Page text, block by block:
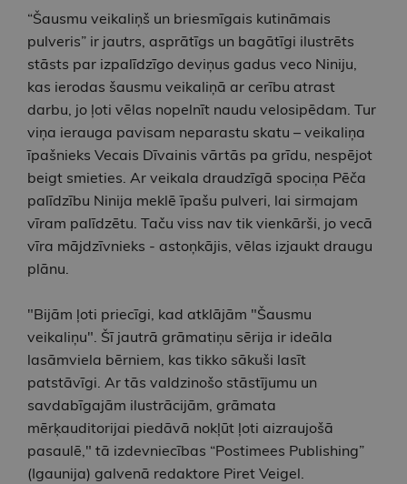
“Šausmu veikaliņš un briesmīgais kutināmais
pulveris” ir jautrs, asprātīgs un bagātīgi ilustrēts
stāsts par izpalīdzīgo deviņus gadus veco Niniju,
kas ierodas šausmu veikaliņā ar cerību atrast
darbu, jo ļoti vēlas nopelnīt naudu velosipēdam. Tur
viņa ierauga pavisam neparastu skatu – veikaliņa
īpašnieks Vecais Dīvainis vārtās pa grīdu, nespējot
beigt smieties. Ar veikala draudzīgā spociņa Pēča
palīdzību Ninija meklē īpašu pulveri, lai sirmajam
vīram palīdzētu. Taču viss nav tik vienkārši, jo vecā
vīra mājdzīvnieks - astoņkājis, vēlas izjaukt draugu
plānu.
"Bijām ļoti priecīgi, kad atklājām "Šausmu
veikaliņu". Šī jautrā grāmatiņu sērija ir ideāla
lasāmviela bērniem, kas tikko sākuši lasīt
patstāvīgi. Ar tās valdzinošo stāstījumu un
savdabīgajām ilustrācijām, grāmata
mērķauditorijai piedāvā nokļūt ļoti aizraujošā
pasaulē," tā izdevniecības “Postimees Publishing”
(Igaunija) galvenā redaktore Piret Veigel.